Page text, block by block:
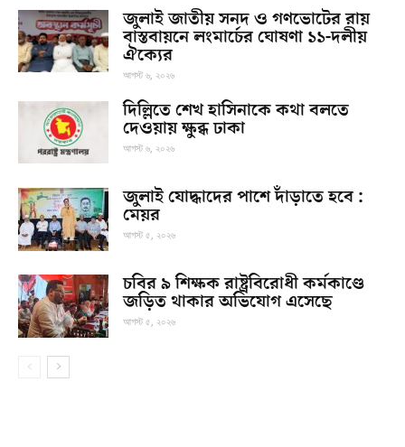
জুলাই জাতীয় সনদ ও গণভোটের রায়
বাস্তবায়নে লংমার্চের ঘোষণা ১১-দলীয়
ঐক্যের
আগস্ট ৬, ২০২৬
দিল্লিতে শেখ হাসিনাকে কথা বলতে
দেওয়ায় ক্ষুব্ধ ঢাকা
আগস্ট ৬, ২০২৬
জুলাই যোদ্ধাদের পাশে দাঁড়াতে হবে :
মেয়র
আগস্ট ৫, ২০২৬
চবির ৯ শিক্ষক রাষ্ট্রবিরোধী কর্মকাণ্ডে
জড়িত থাকার অভিযোগ এসেছে
আগস্ট ৫, ২০২৬